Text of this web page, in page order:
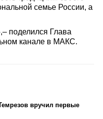
семье России, а
поделился Глава
канале в МАКС.
вручил первые